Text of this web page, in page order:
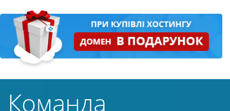
Команда